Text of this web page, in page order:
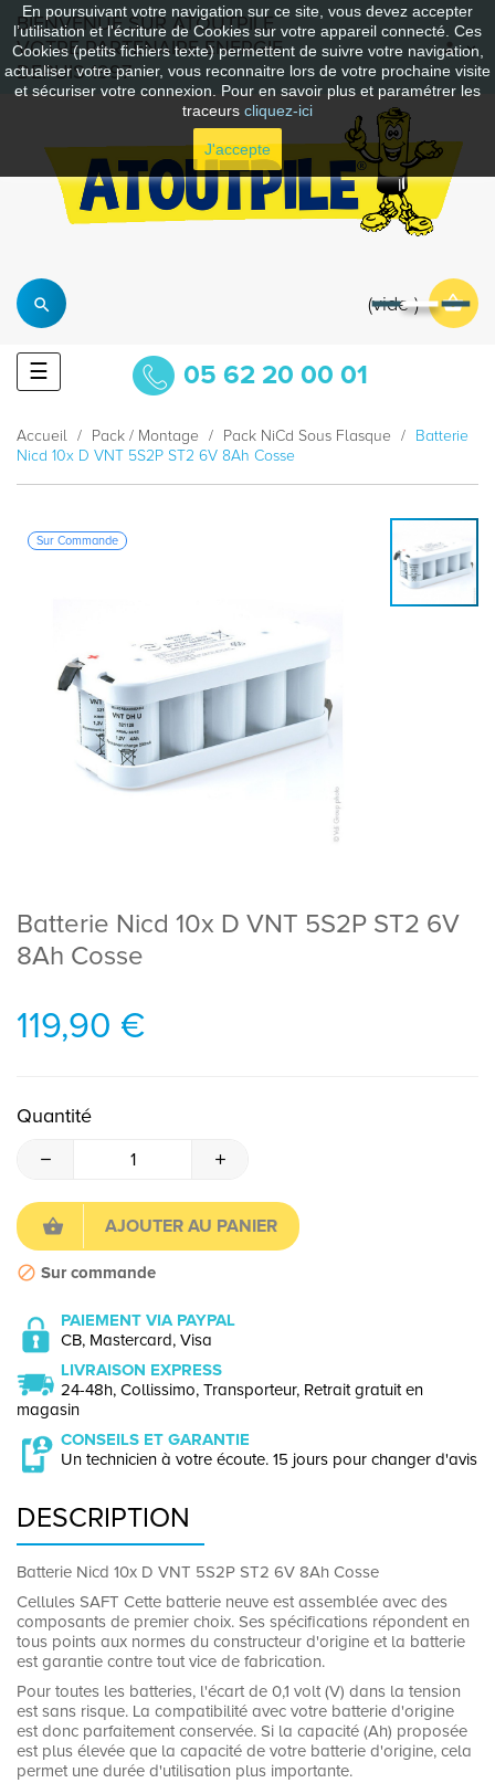
En poursuivant votre navigation sur ce site, vous devez accepter
l’utilisation et l'écriture de Cookies sur votre appareil connecté. Ces
Cookies (petits fichiers texte) permettent de suivre votre navigation,
actualiser votre panier, vous reconnaitre lors de votre prochaine visite
et sécuriser votre connexion. Pour en savoir plus et paramétrer les
traceurs cliquez-ici
J'accepte
BIENVENUE SUR ATOUTPILE
VOTRE PARTENAIRE ENERGIE
DEPUIS 1997
vide
Basculer
la
☰ 05 62 20 00 01
Accueil Pack / Montage Pack NiCd Sous Flasque
Batterie
Nicd 10x D VNT 5S2P ST2 6V 8Ah Cosse
Sur Commande
Batterie Nicd 10x D VNT 5S2P ST2 6V
8Ah Cosse
119,90 €
Quantité
AJOUTER AU PANIER
Sur commande
PAIEMENT VIA PAYPAL
CB, Mastercard, Visa
LIVRAISON EXPRESS
24-48h, Collissimo, Transporteur, Retrait gratuit en
magasin
CONSEILS ET GARANTIE
Un technicien à votre écoute. 15 jours pour changer d'avis
DESCRIPTION
Batterie Nicd 10x D VNT 5S2P ST2 6V 8Ah Cosse
Cellules SAFT Cette batterie neuve est assemblée avec des
composants de premier choix. Ses spécifications répondent en
tous points aux normes du constructeur d'origine et la batterie
est garantie contre tout vice de fabrication.
Pour toutes les batteries, l'écart de 0,1 volt (V) dans la tension
est sans risque. La compatibilité avec votre batterie d'origine
est donc parfaitement conservée. Si la capacité (Ah) proposée
est plus élevée que la capacité de votre batterie d'origine, cela
permet une durée d'utilisation plus importante.